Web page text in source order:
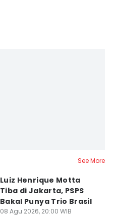
See More
Luiz Henrique Motta
Tiba di Jakarta, PSPS
Bakal Punya Trio Brasil
08 Agu 2026, 20:00 WIB